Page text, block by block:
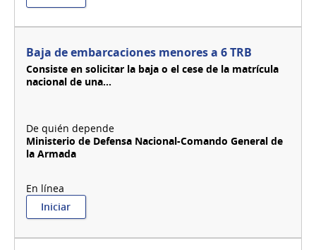
Baja
seguridad
Baja de embarcaciones menores a 6 TRB
Consiste en solicitar la baja o el cese de la matrícula
nacional de una...
Ministerio de Defensa Nacional-Comando General de
la Armada
Iniciar:
Baja